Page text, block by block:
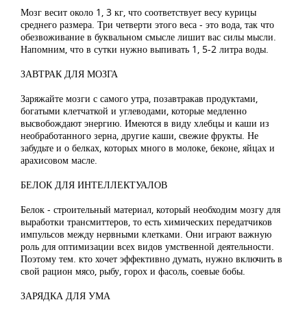
Мозг весит около 1, 3 кг, что соответствует весу курицы
среднего размера. Три четверти этого веса - это вода, так что
обезвоживание в буквальном смысле лишит вас силы мысли.
Напомним, что в сутки нужно выпивать 1, 5-2 литра воды.
ЗАВТРАК ДЛЯ МОЗГА
Заряжайте мозги с самого утра, позавтракав продуктами,
богатыми клетчаткой и углеводами, которые медленно
высвобождают энергию. Имеются в виду хлебцы и каши из
необработанного зерна, другие каши, свежие фрукты. Не
забудьте и о белках, которых много в молоке, беконе, яйцах и
арахисовом масле.
БЕЛОК ДЛЯ ИНТЕЛЛЕКТУАЛОВ
Белок - строительный материал, который необходим мозгу для
выработки трансмиттеров, то есть химических передатчиков
импульсов между нервными клетками. Они играют важную
роль для оптимизации всех видов умственной деятельности.
Поэтому тем. кто хочет эффективно думать, нужно включить в
свой рацион мясо, рыбу, горох и фасоль, соевые бобы.
ЗАРЯДКА ДЛЯ УМА